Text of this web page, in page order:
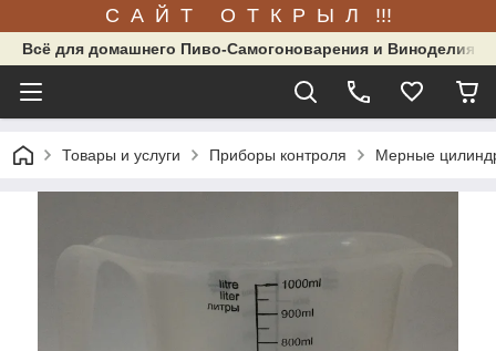
С А Й Т О Т К Р Ы Л !!!
Всё для домашнего Пиво-Самогоноварения и Виноделия.
Товары и услуги Приборы контроля Мерные